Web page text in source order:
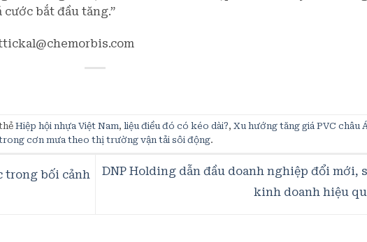
bắt đầu tăng.”
Hiệp hội nhựa Việt Nam, liệu điều đó có kéo dài?, Xu hướng tăng giá PVC châu
cơn mưa theo thị trường vận tải sôi động.
trong bối cảnh
DNP Holding dẫn đầu doanh nghiệp đổi mới,
kinh doanh hiệu